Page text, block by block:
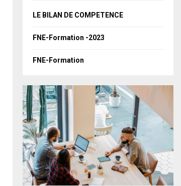
oLE BILAN DE COMPETENCE
FNE-Formation -2023
FNE-Formation